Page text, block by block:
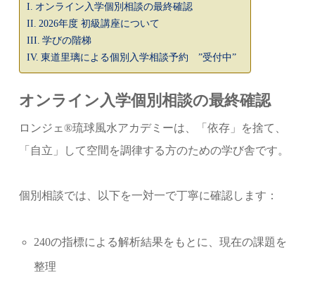
オンライン入学個別相談の最終確認
2026年度 初級講座について
学びの階梯
東道里璃による個別入学相談予約 ”受付中”
オンライン入学個別相談の最終確認
ロンジェ®琉球風水アカデミーは、「依存」を捨て、
「自立」して空間を調律する方のための学び舎です。
個別相談では、以下を一対一で丁寧に確認します：
240の指標による解析結果をもとに、現在の課題を
整理